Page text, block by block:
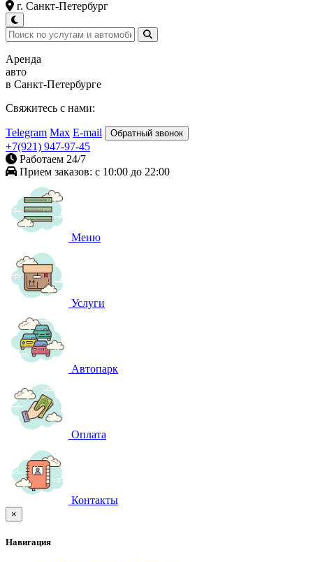
г. Санкт-Петербург
Аренда
авто
в Санкт-Петербурге
Свяжитесь с нами:
Telegram Max E-mail Обратный звонок
+7(921) 947-97-45
Работаем 24/7
Прием заказов: с 10:00 до 22:00
Меню
Услуги
Автопарк
Оплата
Контакты
×
Навигация